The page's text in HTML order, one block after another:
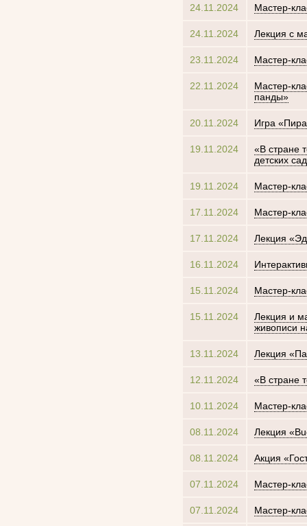
24.11.2024 Мастер-
24.11.2024 Лекция с
23.11.2024 Мастер-
22.11.2024
Мастер-
панды»
20.11.2024 Игра
19.11.2024
«В стране
детских
19.11.2024 Мастер-
17.11.2024 Мастер-
17.11.2024 Лекция
16.11.2024
15.11.2024 Мастер-
15.11.2024
Лекция и
живописи
13.11.2024 Лекция
12.11.2024 «В стране
10.11.2024 Мастер-
08.11.2024 Лекция
08.11.2024 Акция
07.11.2024 Мастер-
07.11.2024 Мастер-